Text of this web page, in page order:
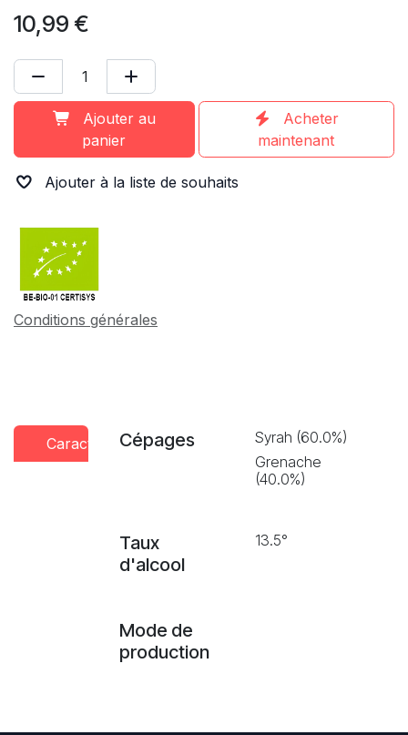
10,99 €
Ajouter au
panier
Acheter
maintenant
Ajouter à la liste de souhaits
Conditions générales
Caractéristiques
Conseils
dégustation
Presse
Cépages
Syrah (60.0%)
Grenache
(40.0%)
Taux
d'alcool
13.5°
Mode de
production